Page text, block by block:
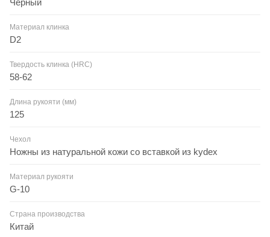
Чёрный
Материал клинка
D2
Твердость клинка (HRC)
58-62
Длина рукояти (мм)
125
Чехол
Ножны из натуральной кожи со вставкой из kydex
Материал рукояти
G-10
Страна производства
Китай